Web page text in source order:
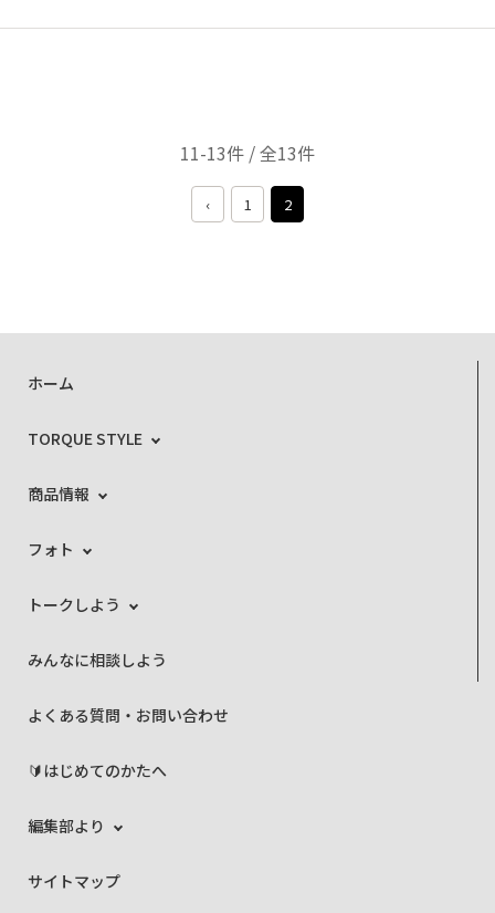
11-13件 / 全13件
‹ 1 2
ホーム
TORQUE STYLE
商品情報
フォト
トークしよう
みんなに相談しよう
よくある質問・お問い合わせ
🔰はじめてのかたへ
編集部より
サイトマップ